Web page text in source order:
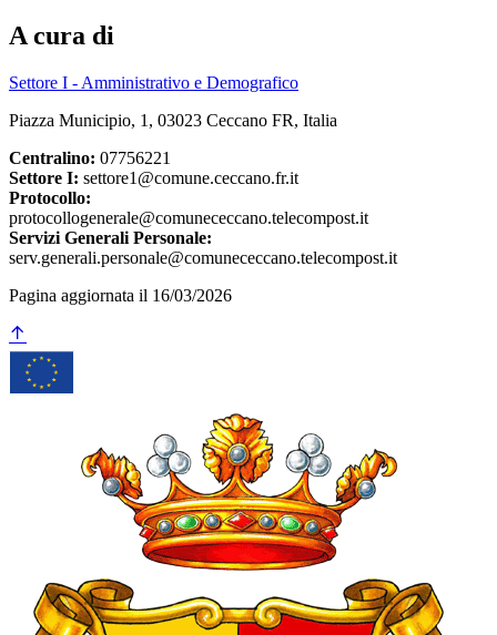
A cura di
Settore I - Amministrativo e Demografico
Piazza Municipio, 1, 03023 Ceccano FR, Italia
Centralino: 07756221
Settore I: settore1@comune.ceccano.fr.it
Protocollo:
protocollogenerale@comunececcano.telecompost.it
Servizi Generali Personale:
serv.generali.personale@comunececcano.telecompost.it
Pagina aggiornata il 16/03/2026